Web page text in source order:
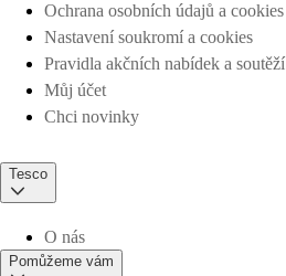
Ochrana osobních údajů a cookies
Nastavení soukromí a cookies
Pravidla akčních nabídek a soutěží
Můj účet
Chci novinky
Tesco
O nás
Pomůžeme vám